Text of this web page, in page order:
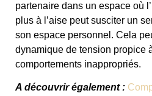
partenaire dans un espace où
plus à l’aise peut susciter un
son espace personnel. Cela
dynamique de tension propice
comportements inappropriés.
A découvrir également :